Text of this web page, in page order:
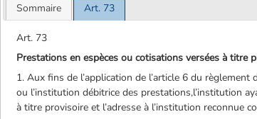
Sommaire Art. 73
Art. 73
Prestations en espèces ou cotisations versées à titre
1. Aux fins de l’application de l’article 6 du
ou l’institution débitrice des prestations,l’institution
à titre provisoire et l’adresse à l’institution reconnue